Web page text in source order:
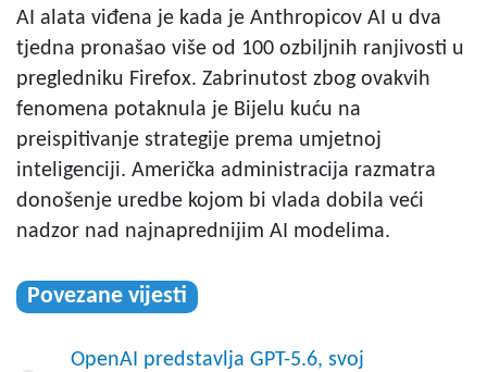
AI alata viđena je kada je Anthropicov AI u dva
tjedna pronašao više od 100 ozbiljnih ranjivosti u
pregledniku Firefox. Zabrinutost zbog ovakvih
fenomena potaknula je Bijelu kuću na
preispitivanje strategije prema umjetnoj
inteligenciji. Američka administracija razmatra
donošenje uredbe kojom bi vlada dobila veći
nadzor nad najnaprednijim AI modelima.
Povezane vijesti
OpenAI predstavlja GPT-5.6, svoj